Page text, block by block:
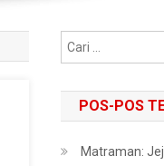
POS-POS
Matraman: